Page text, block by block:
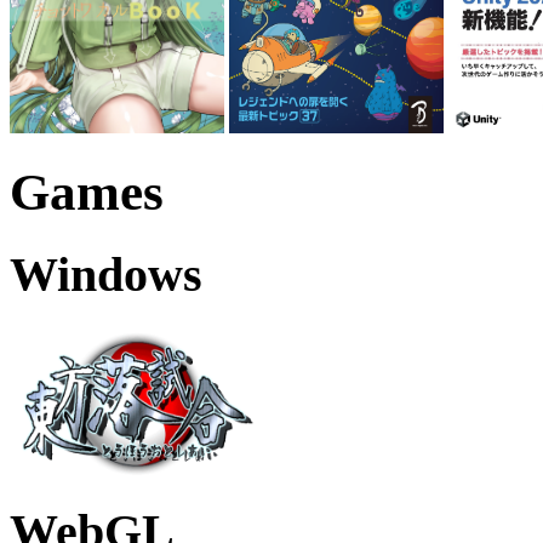
Games
Windows
WebGL